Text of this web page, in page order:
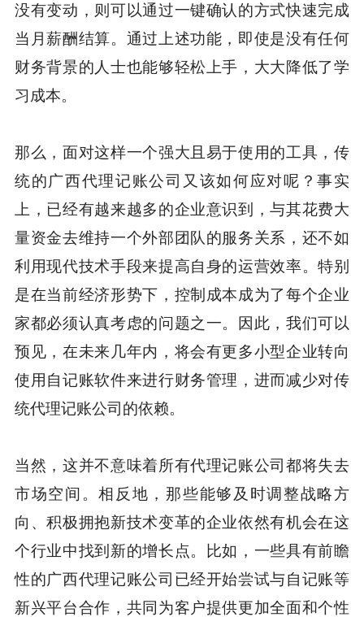
没有变动，则可以通过一键确认的方式快速完成
当月薪酬结算。通过上述功能，即使是没有任何
财务背景的人士也能够轻松上手，大大降低了学
习成本。
那么，面对这样一个强大且易于使用的工具，传
统的广西代理记账公司又该如何应对呢？事实
上，已经有越来越多的企业意识到，与其花费大
量资金去维持一个外部团队的服务关系，还不如
利用现代技术手段来提高自身的运营效率。特别
是在当前经济形势下，控制成本成为了每个企业
家都必须认真考虑的问题之一。因此，我们可以
预见，在未来几年内，将会有更多小型企业转向
使用自记账软件来进行财务管理，进而减少对传
统代理记账公司的依赖。
当然，这并不意味着所有代理记账公司都将失去
市场空间。相反地，那些能够及时调整战略方
向、积极拥抱新技术变革的企业依然有机会在这
个行业中找到新的增长点。比如，一些具有前瞻
性的广西代理记账公司已经开始尝试与自记账等
新兴平台合作，共同为客户提供更加全面和个性